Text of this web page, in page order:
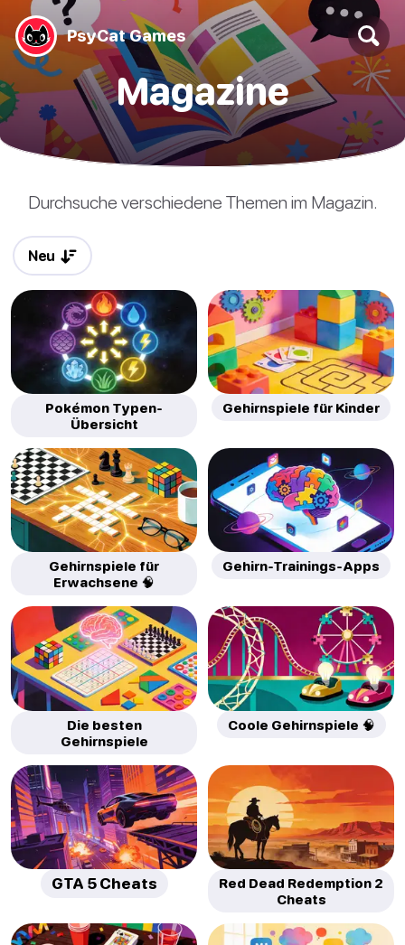
PsyCat Games
Magazine
Durchsuche verschiedene Themen im Magazin.
Neu
Pokémon Typen-
Übersicht
Gehirnspiele für Kinder
Gehirnspiele für
Erwachsene 🧠
Gehirn-Trainings-Apps
Die besten
Gehirnspiele
Coole Gehirnspiele 🧠
GTA 5 Cheats
Red Dead Redemption 2
Cheats